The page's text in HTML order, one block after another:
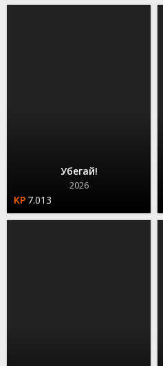
Убегай!
2026
7.013